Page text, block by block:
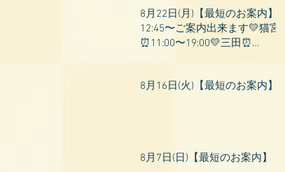
8月22日(月)【最短のお案内】
12:45〜ご案内出来ます💛猫宮
⏰11:00〜19:00💛三田⏰
8月16日(火)【最短のお案内】
8月7日(日)【最短のお案内】